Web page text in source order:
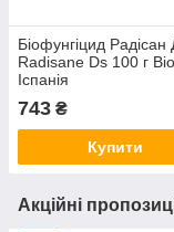
Біофунгіцид Радісан
Radisane Ds 100 г
Іспанія
743 ₴
Купити
Акційні